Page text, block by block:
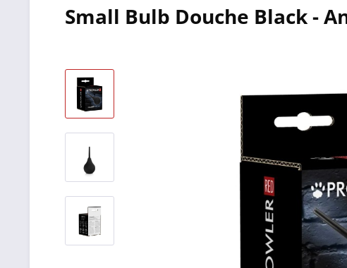
Small Bulb Douche Black -